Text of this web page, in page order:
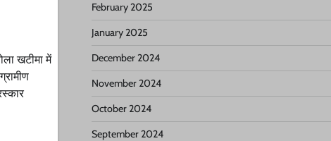
खटीमा में
February 2025
January 2025
December 2024
November 2024
October 2024
September 2024